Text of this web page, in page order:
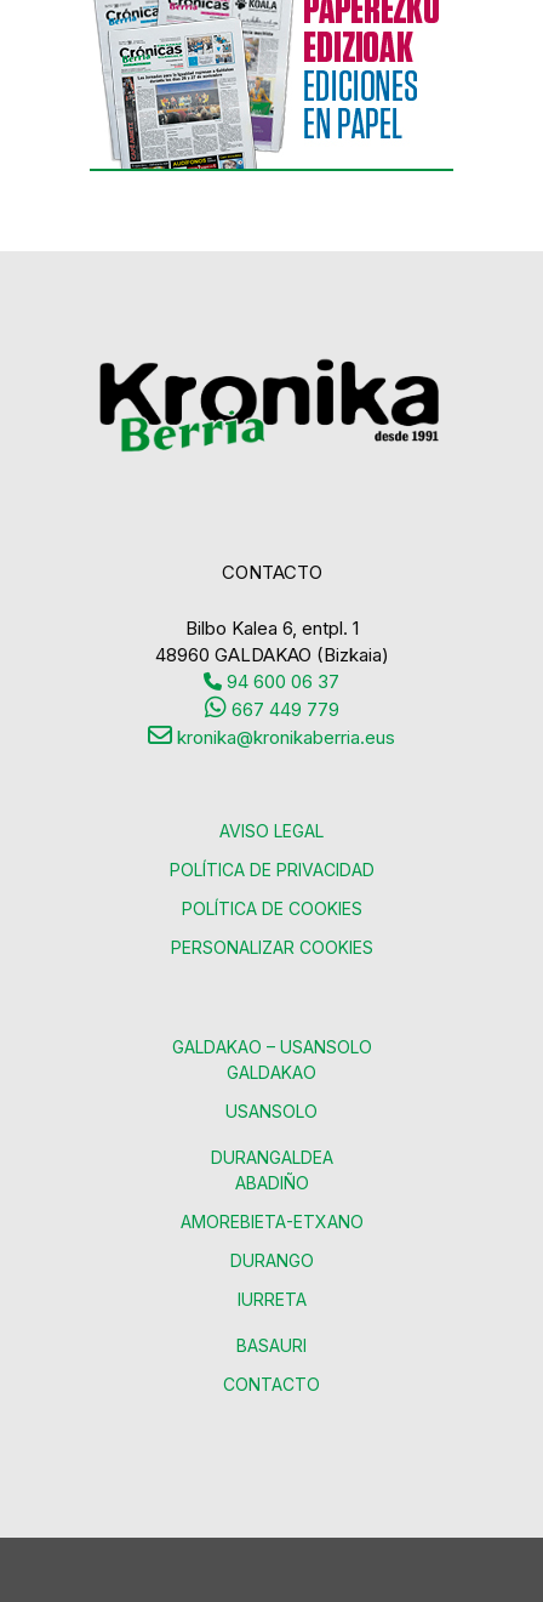
CONTACTO
Bilbo Kalea 6, entpl. 1
48960 GALDAKAO (Bizkaia)
94 600 06 37
667 449 779
kronika@kronikaberria.eus
AVISO LEGAL
POLÍTICA DE PRIVACIDAD
POLÍTICA DE COOKIES
PERSONALIZAR COOKIES
GALDAKAO – USANSOLO
GALDAKAO
USANSOLO
DURANGALDEA
ABADIÑO
AMOREBIETA-ETXANO
DURANGO
IURRETA
BASAURI
CONTACTO